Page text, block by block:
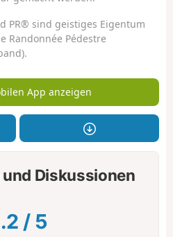
PR® sind geistiges Eigentum
Randonnée Pédestre
App anzeigen
Diskussionen
/ 5